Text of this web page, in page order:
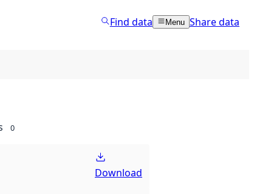
Find data Menu Share data
0
Download